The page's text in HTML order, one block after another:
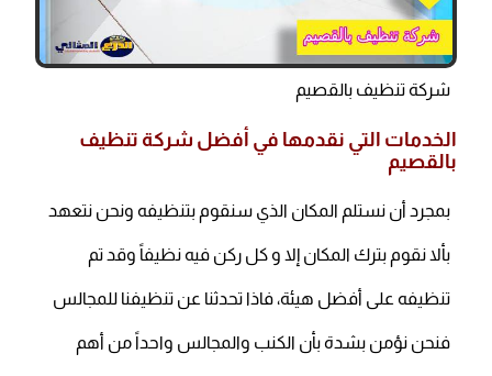
شركة تنظيف بالقصيم
الخدمات التي نقدمها في أفضل شركة تنظيف
بالقصيم
بمجرد أن نستلم المكان الذي سنقوم بتنظيفه ونحن نتعهد
بألا نقوم بترك المكان إلا و كل ركن فيه نظيفاً وقد تم
تنظيفه على أفضل هيئة، فاذا تحدثنا عن تنظيفنا للمجالس
فنحن نؤمن بشدة بأن الكنب والمجالس واحداً من أهم